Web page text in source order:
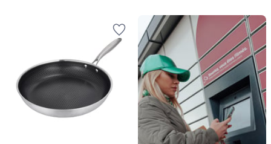
Nouveau
Livraison
en
Locker
Mondial
Relay